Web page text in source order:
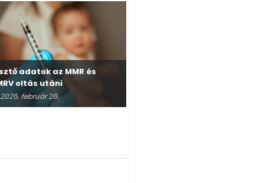
adatok az MMR és
oltás utáni
2026. február 26.